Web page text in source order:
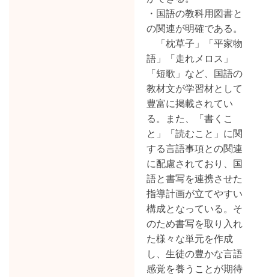
・国語の教科用図書と
の関連が明確である。
「枕草子」「平家物
語」「走れメロス」
「短歌」など、国語の
教材文が学習材として
豊富に掲載されてい
る。また、「書くこ
と」「読むこと」に関
する言語事項との関連
に配慮されており、国
語と書写を連携させた
指導計画が立てやすい
構成となっている。そ
のため書写を取り入れ
た様々な単元を作成
し、生徒の豊かな言語
感覚を養うことが期待